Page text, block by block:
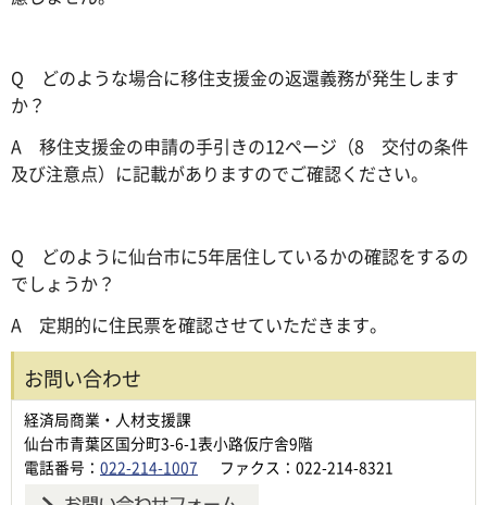
Q どのような場合に移住支援金の返還義務が発生します
か？
A 移住支援金の申請の手引きの12ページ（8 交付の条件
及び注意点）に記載がありますのでご確認ください。
Q どのように仙台市に5年居住しているかの確認をするの
でしょうか？
A 定期的に住民票を確認させていただきます。
お問い合わせ
経済局商業・人材支援課
仙台市青葉区国分町3-6-1表小路仮庁舎9階
電話番号： 022-214-1007 ファクス：022-214-8321